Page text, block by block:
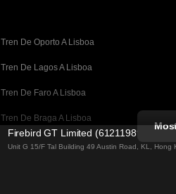
Tren De Oporto A Lisboa
Tren De Lagos A Lisboa
Tren De Faro A Lisboa
Tren De Braga A Lisboa
Tren De Madrid A Barcelona
Firebird GT Limited (61211989)
Unit G 15/F Tal Building 49 Austin Road, KL, Hong